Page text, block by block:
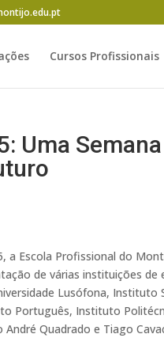
Cursos Profissionais
Uma
a Escola Profissional do
de várias instituições de
Lusófona,
Português, Instituto
Quadrado e Tiago